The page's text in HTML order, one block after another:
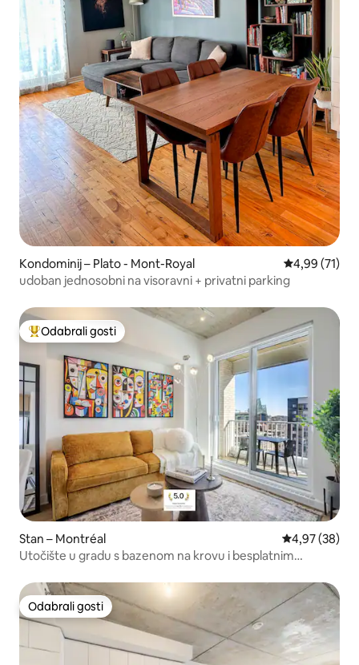
Kondominij – Plato - Mont-Royal Prosječna
4,99 (71)
udoban jednosobni na visoravni + privatni parking
Među najviše rangiranima s oznakom „Odabrali gosti”
Odabrali gosti
Stan – Montréal Prosječna
4,97 (38)
Utočište u gradu s bazenom na krovu i besplatnim
Odabrali gosti
Odabrali gosti